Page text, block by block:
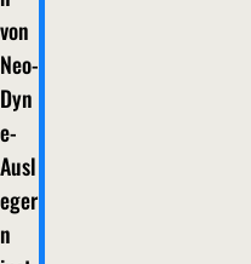
von
Neo-
Dyn
e-
Ausl
eger
n